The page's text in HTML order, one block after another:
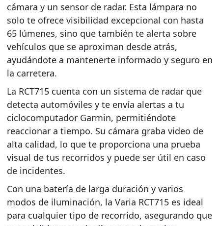
cámara y un sensor de radar. Esta lámpara no
solo te ofrece visibilidad excepcional con hasta
65 lúmenes, sino que también te alerta sobre
vehículos que se aproximan desde atrás,
ayudándote a mantenerte informado y seguro en
la carretera.
La RCT715 cuenta con un sistema de radar que
detecta automóviles y te envía alertas a tu
ciclocomputador Garmin, permitiéndote
reaccionar a tiempo. Su cámara graba video de
alta calidad, lo que te proporciona una prueba
visual de tus recorridos y puede ser útil en caso
de incidentes.
Con una batería de larga duración y varios
modos de iluminación, la Varia RCT715 es ideal
para cualquier tipo de recorrido, asegurando que